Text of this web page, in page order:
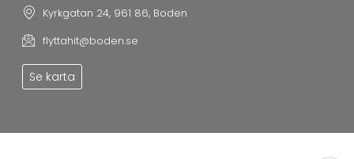
Kyrkgatan 24, 961 86, Boden
flyttahit@boden.se
Se karta